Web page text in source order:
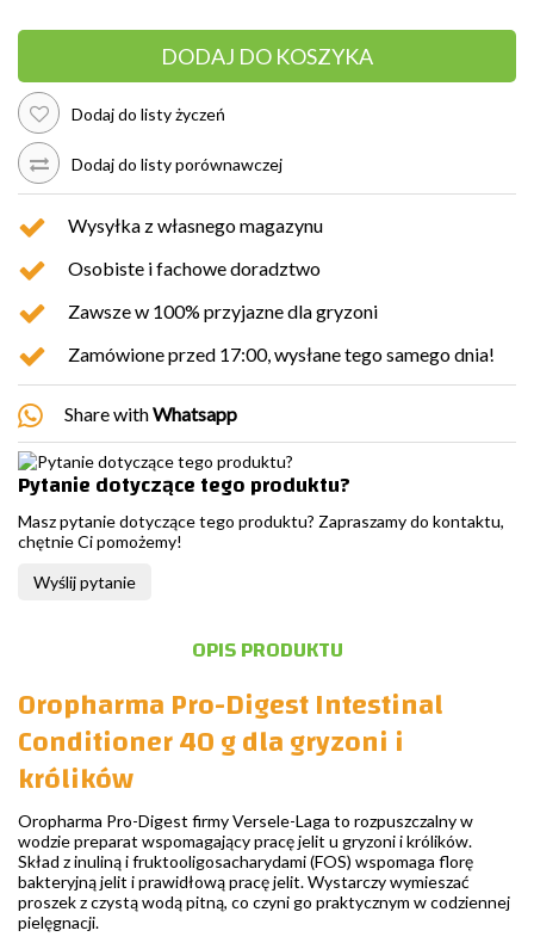
DODAJ DO KOSZYKA
Dodaj do listy życzeń
Dodaj do listy porównawczej
Wysyłka z własnego magazynu
Osobiste i fachowe doradztwo
Zawsze w 100% przyjazne dla gryzoni
Zamówione przed 17:00, wysłane tego samego dnia!
Share withWhatsapp
Pytanie dotyczące tego produktu?
Masz pytanie dotyczące tego produktu? Zapraszamy do kontaktu,
chętnie Ci pomożemy!
Wyślij pytanie
OPIS PRODUKTU
Oropharma Pro-Digest Intestinal
Conditioner 40 g dla gryzoni i
królików
Oropharma Pro-Digest firmy Versele-Laga to rozpuszczalny w
wodzie preparat wspomagający pracę jelit u gryzoni i królików.
Skład z inuliną i fruktooligosacharydami (FOS) wspomaga florę
bakteryjną jelit i prawidłową pracę jelit. Wystarczy wymieszać
proszek z czystą wodą pitną, co czyni go praktycznym w codziennej
pielęgnacji.